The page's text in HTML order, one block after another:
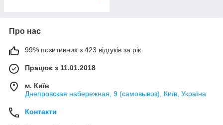
Про нас
99% позитивних з 423 відгуків за рік
Працює з 11.01.2018
м. Київ
Днепровская набережная, 9 (самовывоз), Київ, Україна
Контакти